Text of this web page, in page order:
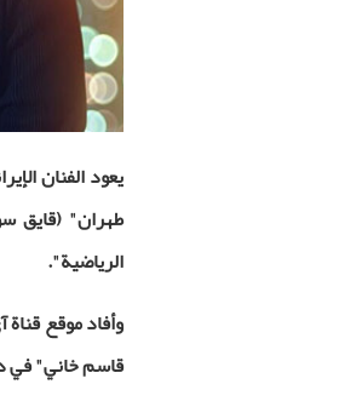
يعود الفنان
طهران" (قايق سواري در
الرياضية".
وأفادموقع قناة
قاسم خاني" في